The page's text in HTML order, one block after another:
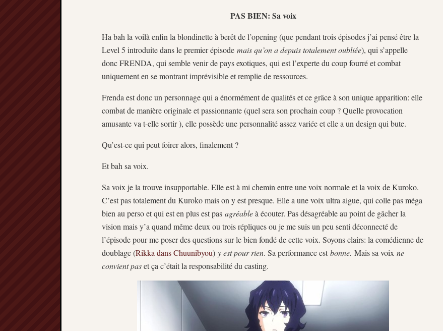
PAS BIEN: Sa voix
Ha bah la voilà enfin la blondinette à berêt de l’opening (que pendant trois épisodes j’ai pensé être la
Level 5 introduite dans le premier épisode mais qu’on a depuis totalement oubliée), qui s’appelle
donc FRENDA, qui semble venir de pays exotiques, qui est l’experte du coup fourré et combat
uniquement en se montrant imprévisible et remplie de ressources.
Frenda est donc un personnage qui a énormément de qualités et ce grâce à son unique apparition: elle
combat de manière originale et passionnante (quel sera son prochain coup ? Quelle provocation
amusante va t-elle sortir ), elle possède une personnalité assez variée et elle a un design qui bute.
Qu’est-ce qui peut foirer alors, finalement ?
Et bah sa voix.
Sa voix je la trouve insupportable. Elle est à mi chemin entre une voix normale et la voix de Kuroko.
C’est pas totalement du Kuroko mais on y est presque. Elle a une voix ultra aigue, qui colle pas méga
bien au perso et qui est en plus est pas agréableà écouter. Pas désagréable au point de gâcher la
vision mais y’a quand même deux ou trois répliques ou je me suis un peu senti déconnecté de
l’épisode pour me poser des questions sur le bien fondé de cette voix. Soyons clairs: la comédienne de
doublage (Rikka dans Chuunibyou) y est pour rien. Sa performance est bonne. Mais sa voix ne
convient paset ça c’était la responsabilité du casting.